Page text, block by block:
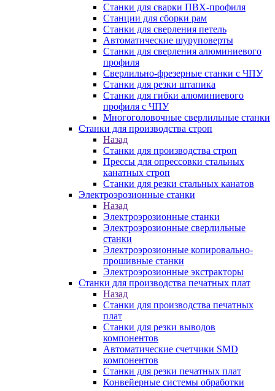
Станки для сварки ПВХ-профиля
Станции для сборки рам
Станки для сверления петель
Автоматические шуруповерты
Станки для сверления алюминиевого
профиля
Сверлильно-фрезерные станки с ЧПУ
Станки для резки штапика
Станки для гибки алюминиевого
профиля с ЧПУ
Многоголовочные сверлильные станки
Станки для производства строп
Назад
Станки для производства строп
Прессы для опрессовки стальных
канатных строп
Станки для резки стальных канатов
Электроэрозионные станки
Назад
Электроэрозионные станки
Электроэрозионные сверлильные
станки
Электроэрозионные копировально-
прошивные станки
Электроэрозионные экстракторы
Станки для производства печатных плат
Назад
Станки для производства печатных
плат
Станки для резки выводов
компонентов
Автоматические счетчики SMD
компонентов
Станки для резки печатных плат
Конвейерные системы обработки